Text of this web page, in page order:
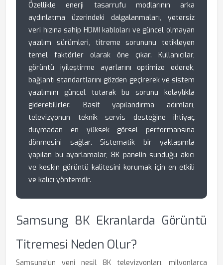
Özellikle enerji tasarrufu modlarının arka
aydınlatma üzerindeki dalgalanmaları, yetersiz
veri hızına sahip HDMI kabloları ve güncel olmayan
yazılım sürümleri, titreme sorununu tetikleyen
temel faktörler olarak öne çıkar. Kullanıcılar,
görüntü iyileştirme ayarlarını optimize ederek,
bağlantı standartlarını gözden geçirerek ve sistem
yazılımını güncel tutarak bu sorunu kolaylıkla
giderebilirler. Basit yapılandırma adımları,
televizyonun teknik servis desteğine ihtiyaç
duymadan en yüksek görsel performansına
dönmesini sağlar. Sistematik bir yaklaşımla
yapılan bu ayarlamalar, 8K panelin sunduğu akıcı
ve keskin görüntü kalitesini korumak için en etkili
ve kalıcı yöntemdir.
Samsung 8K Ekranlarda Görüntü
Titremesi Neden Olur?
Samsung’un yeni nesil 8K televizyonları, milyonlarca